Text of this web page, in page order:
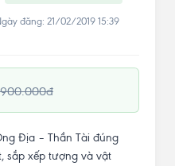
đăng: 21/02/2019 15:39
Địa – Thần Tài đúng
sắp xếp tượng và vật